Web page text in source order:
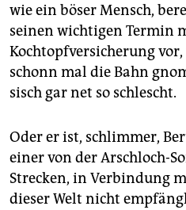
wie ein böser Mensch,
seinen wichtigen Termin
Kochtopfversicherung vor,
schonn mal die Bahn
sisch gar net so schlescht.
Oder er ist, schlimmer,
einer von der Arschloch-
Strecken, in Verbindung
dieser Welt nicht